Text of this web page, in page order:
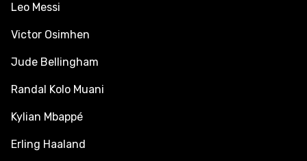
Leo Messi
Victor Osimhen
Jude Bellingham
Randal Kolo Muani
Kylian Mbappé
Erling Haaland